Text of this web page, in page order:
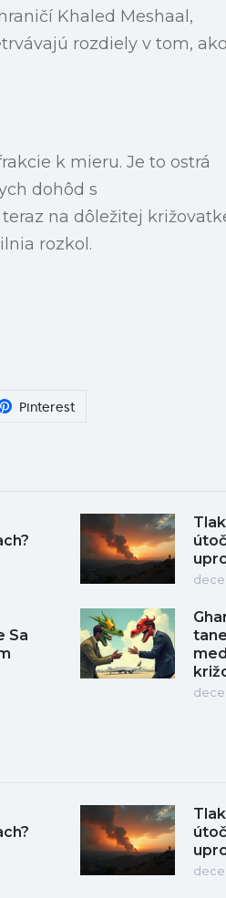
Khaled Meshaal,
rozdiely v tom, ako
k mieru. Je to ostrá
dohôd s
na dôležitej
rozkol.
Pinterest
Sa